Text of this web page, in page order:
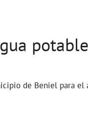
de Beniel para el